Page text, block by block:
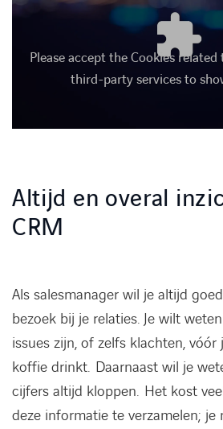
Please accept the Cookies
third-party services to
Altijd en overal
CRM
Als salesmanager wil je altijd
bezoek bij je relaties. Je wilt
issues zijn, of zelfs klachten,
koffie drinkt. Daarnaast wil je
cijfers altijd kloppen. Het kost
deze informatie te verzamelen; je